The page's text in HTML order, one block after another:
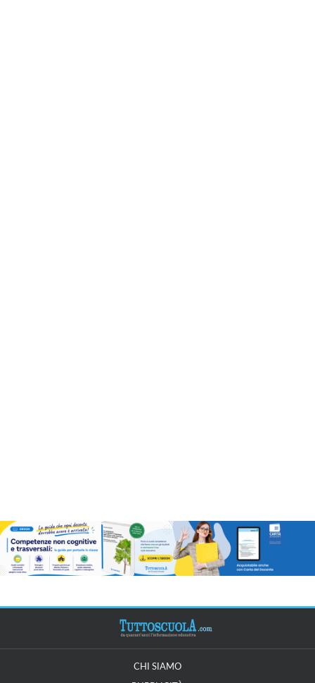
CHI SIAMO